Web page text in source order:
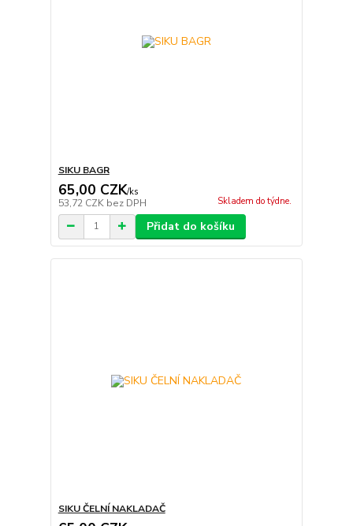
SIKU BAGR
65,00 CZK/ks
53,72 CZK bez DPH Skladem do týdne.
Přidat do košíku
SIKU ČELNÍ NAKLADAČ